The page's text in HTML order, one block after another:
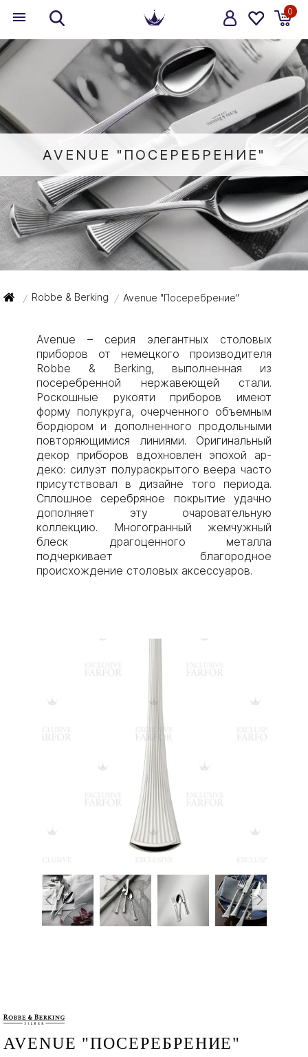
0
AVENUE "ПОСЕРЕБРЕНИЕ"
/ Robbe & Berking / Avenue "Посеребрение"
Avenue – серия элегантных столовых
приборов от немецкого производителя
Robbe & Berking, выполненная из
посеребренной нержавеющей стали.
Роскошные рукояти приборов имеют
форму полукруга, очерченного объемным
бордюром и дополненного продольными
повторяющимися линиями. Оригинальный
декор приборов вдохновлен эпохой ар-
деко: силуэт полураскрытого веера часто
присутствовал в дизайне того периода.
Сплошное серебряное покрытие удачно
дополняет эту очаровательную
коллекцию. Многогранный жемчужный
блеск драгоценного металла
подчеркивает благородное
происхождение столовых аксессуаров.
AVENUE "ПОСЕРЕБРЕНИЕ"